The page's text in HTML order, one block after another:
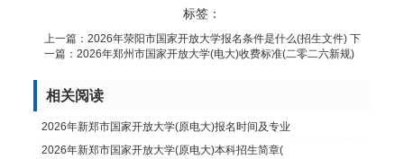
标签：
上一篇： 2026年荥阳市国家开放大学报名条件是什么(招生文件) 下
一篇： 2026年郑州市国家开放大学(电大)收费标准(二零二六新规)
相关阅读
2026年新郑市国家开放大学(原电大)报名时间及专业
2026年新郑市国家开放大学(原电大)本科招生简章(